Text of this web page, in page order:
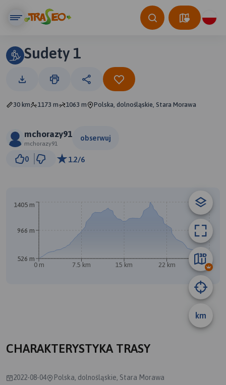
Sudety 1
30 km 1173 m 1063 m Polska, dolnośląskie, Stara Morawa
mchorazy91
mchorazy91
obserwuj
0 1.2/6
km
0 m 7.5 km 15 km 22 km 30 km
526 m
966 m
1405 m
CHARAKTERYSTYKA TRASY
2022-08-04 Polska, dolnośląskie, Stara Morawa